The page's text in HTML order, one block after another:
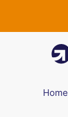
Home